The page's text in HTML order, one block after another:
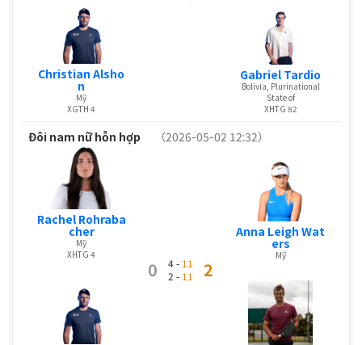
Christian Alsho
n
Mỹ
XGTH 4
Gabriel Tardio
Bolivia, Plurinational
State of
XHTG 82
Đôi nam nữ hỗn hợp （2026-05-02 12:32）
Rachel Rohraba
cher
Mỹ
XHTG 4
0 4 - 11
2 - 11 2
Anna Leigh Wat
ers
Mỹ